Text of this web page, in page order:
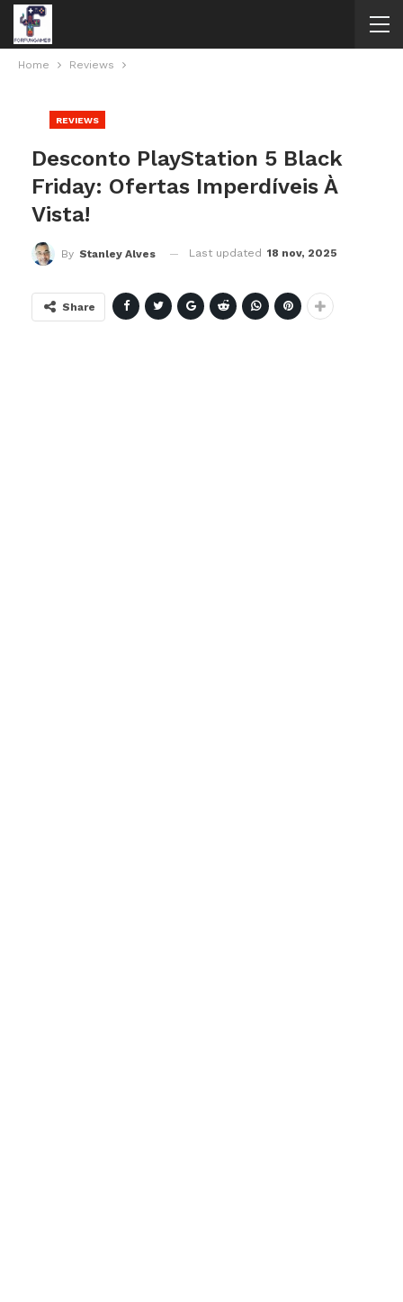
Home Reviews
REVIEWS
Desconto PlayStation 5 Black
Friday: Ofertas Imperdíveis À
Vista!
By Stanley Alves Last updated 18 nov, 2025
Share